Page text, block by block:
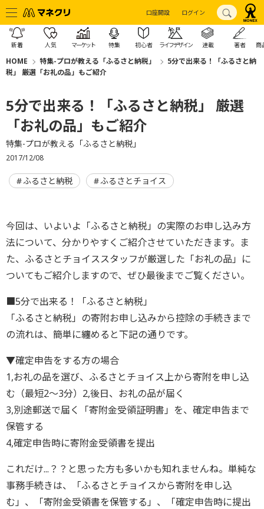
口座開設 ログイン
新着 人気 マーケット 特集 初心者 ライフデザイン 連載 著者 商
HOME 特集-プロが教える「ふるさと納税」
5分で出来る！「ふるさと納
税」 厳選「お礼の品」もご紹介
5分で出来る！「ふるさと納税」 厳選
「お礼の品」もご紹介
特集-プロが教える「ふるさと納税」
2017/12/08
ふるさと納税 ふるさとチョイス
今回は、いよいよ「ふるさと納税」の実際のお申し込み方
法について、分かりやすくご紹介させていただきます。ま
た、ふるさとチョイススタッフが厳選した「お礼の品」に
ついてもご紹介しますので、ぜひ最後までご覧ください。
■5分で出来る！「ふるさと納税」
「ふるさと納税」の寄附お申し込みから控除の手続きまで
の流れは、簡単に纏めると下記の通りです。
▼確定申告をする方の場合
1,お礼の品を選び、ふるさとチョイス上から寄附を申し込
む（最短2～3分）2,後日、お礼の品が届く
3,別途郵送で届く「寄附金受領証明書」を、確定申告まで
保管する
4,確定申告時に寄附金受領書を提出
これだけ...？？と思った方も多いかも知れませんね。単純な
事務手続きは、「ふるさとチョイスから寄附を申し込
む」、「寄附金受領書を保管する」、「確定申告時に提出